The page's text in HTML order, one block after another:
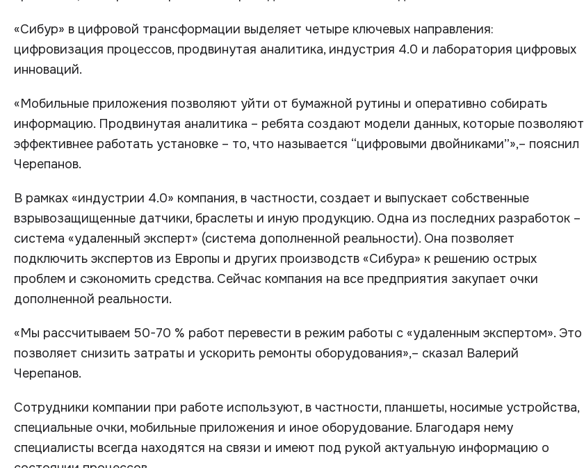
«Сибур» в цифровой трансформации выделяет четыре ключевых направления:
цифровизация процессов, продвинутая аналитика, индустрия 4.0 и лаборатория цифровых
инноваций.
«Мобильные приложения позволяют уйти от бумажной рутины и оперативно собирать
информацию. Продвинутая аналитика – ребята создают модели данных, которые позволяют
эффективнее работать установке – то, что называется “цифровыми двойниками”»,– пояснил
Черепанов.
В рамках «индустрии 4.0» компания, в частности, создает и выпускает собственные
взрывозащищенные датчики, браслеты и иную продукцию. Одна из последних разработок –
система «удаленный эксперт» (система дополненной реальности). Она позволяет
подключить экспертов из Европы и других производств «Сибура» к решению острых
проблем и сэкономить средства. Сейчас компания на все предприятия закупает очки
дополненной реальности.
«Мы рассчитываем 50-70 % работ перевести в режим работы с «удаленным экспертом». Это
позволяет снизить затраты и ускорить ремонты оборудования»,– сказал Валерий
Черепанов.
Сотрудники компании при работе используют, в частности, планшеты, носимые устройства,
специальные очки, мобильные приложения и иное оборудование. Благодаря нему
специалисты всегда находятся на связи и имеют под рукой актуальную информацию о